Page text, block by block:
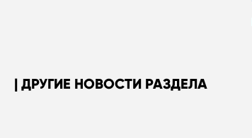
ДРУГИЕ НОВОСТИ РАЗДЕЛА